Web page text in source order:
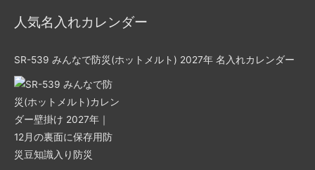
人気名入れカレンダー
SR-539 みんなで防災(ホットメルト) 2027年 名入れカレンダー